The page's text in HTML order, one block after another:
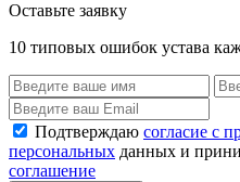
Оставьте заявку
10 типовых ошибок устава
Подтверждаю согласие с
персональных данных и
соглашение